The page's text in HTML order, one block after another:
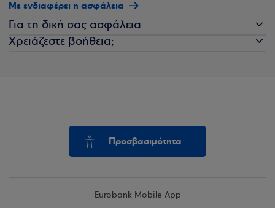
Με ενδιαφέρει η ασφάλεια
Για τη δική σας ασφάλεια
Χρειάζεστε βοήθεια;
Προσβασιμότητα
Eurobank Mobile App